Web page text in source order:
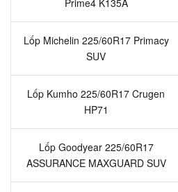
Lốp Michelin 225/60R17 Primacy
SUV
Lốp Kumho 225/60R17 Crugen
HP71
Lốp Goodyear 225/60R17
ASSURANCE MAXGUARD SUV